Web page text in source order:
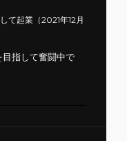
て起業（2021年12月
指して奮闘中で